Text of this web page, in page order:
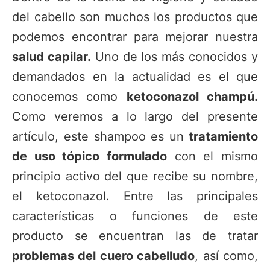
del cabello son muchos los productos que
podemos encontrar para mejorar nuestra
salud capilar. Uno de los más conocidos y
demandados en la actualidad es el que
conocemos como ketoconazol champú.
Como veremos a lo largo del presente
artículo, este shampoo es un tratamiento
de uso tópico formulado con el mismo
principio activo del que recibe su nombre,
el ketoconazol. Entre las principales
características o funciones de este
producto se encuentran las de tratar
problemas del cuero cabelludo, así como,